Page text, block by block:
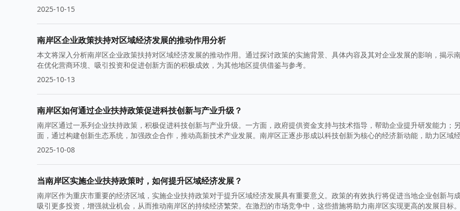
2025-10-15
南岸区企业政策扶持对区域经济发展的推动作用分析
本文将深入分析南岸区企业政策扶持对区域经济发展的推动作用。通过探讨政策的实施背景、具体内容及其对企业发展的影响，揭示
在优化营商环境、吸引投资和促进创新方面的积极成效，为其他地区提供借鉴与参考。
2025-10-13
南岸区如何通过企业扶持政策促进科技创新与产业升级？
南岸区通过一系列企业扶持政策，积极促进科技创新与产业升级。一方面，政府提供资金支持与技术指导，帮助企业提升研发能力；
面，通过构建创新生态系统，加强政企合作，推动高新技术产业发展。南岸区正逐步形成以科技创新为核心的经济新动能，助力区域
质量发展。
2025-10-08
当南岸区实施企业扶持政策时，如何提升区域经济发展？
南岸区作为重庆市重要的经济区域，实施企业扶持政策对于提升区域经济发展具有重要意义。政策的有效执行将促进当地企业创新与成
吸引更多投资，增强就业机会，从而推动南岸区的持续经济繁荣。在激烈的市场竞争中，这些措施将助力南岸区实现更高的发展目标。